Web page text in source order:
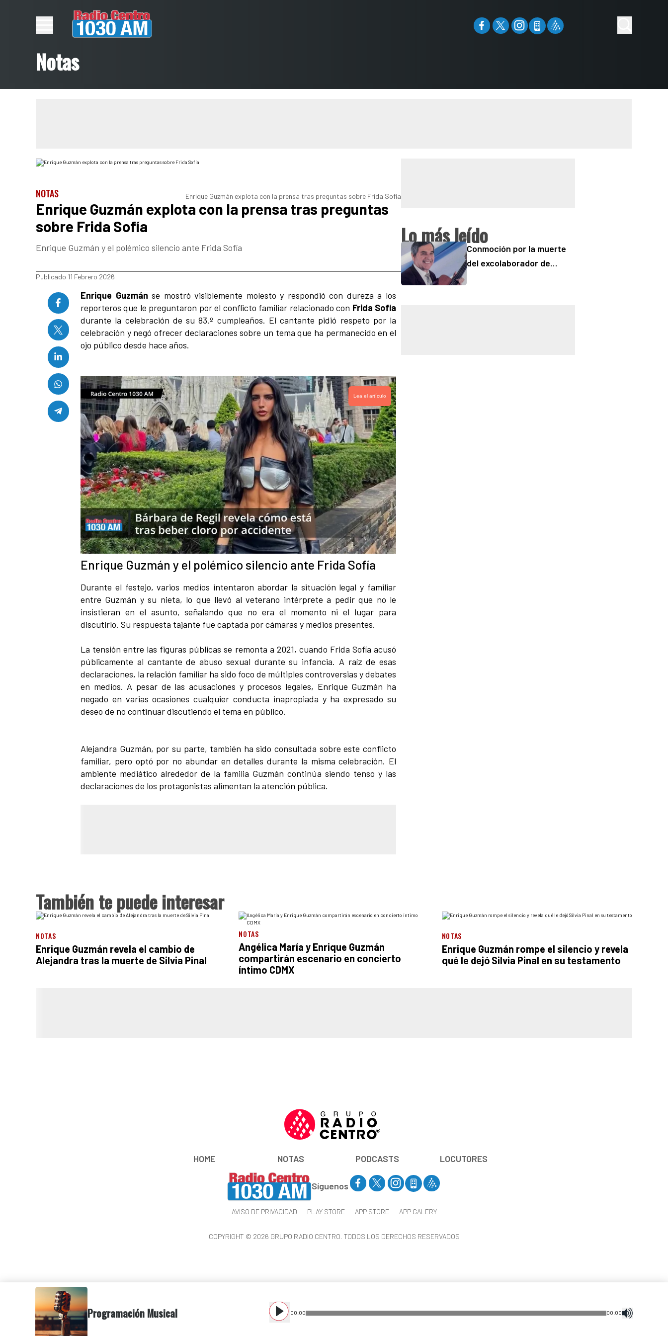
Notas
Enrique Guzmán explota con la prensa tras preguntas sobre Frida Sofía
NOTAS
Enrique Guzmán explota con la prensa tras preguntas
sobre Frida Sofía
Enrique Guzmán y el polémico silencio ante Frida Sofía
Publicado 11 Febrero 2026
Enrique Guzmán se mostró visiblemente molesto y respondió con dureza a los
reporteros que le preguntaron por el conflicto familiar relacionado con Frida Sofía
durante la celebración de su 83.º cumpleaños. El cantante pidió respeto por la
celebración y negó ofrecer declaraciones sobre un tema que ha permanecido en el
ojo público desde hace años.
Lea el artículo
Enrique Guzmán y el polémico silencio ante Frida Sofía
Durante el festejo, varios medios intentaron abordar la situación legal y familiar
entre Guzmán y su nieta, lo que llevó al veterano intérprete a pedir que no le
insistieran en el asunto, señalando que no era el momento ni el lugar para
discutirlo. Su respuesta tajante fue captada por cámaras y medios presentes.
La tensión entre las figuras públicas se remonta a 2021, cuando Frida Sofía acusó
públicamente al cantante de abuso sexual durante su infancia. A raíz de esas
declaraciones, la relación familiar ha sido foco de múltiples controversias y debates
en medios. A pesar de las acusaciones y procesos legales, Enrique Guzmán ha
negado en varias ocasiones cualquier conducta inapropiada y ha expresado su
deseo de no continuar discutiendo el tema en público.
Alejandra Guzmán, por su parte, también ha sido consultada sobre este conflicto
familiar, pero optó por no abundar en detalles durante la misma celebración. El
ambiente mediático alrededor de la familia Guzmán continúa siendo tenso y las
declaraciones de los protagonistas alimentan la atención pública.
Lo más leído
Conmoción por la muerte
del excolaborador de
También te puede interesar
NOTAS
Enrique Guzmán revela el cambio de
Alejandra tras la muerte de Silvia Pinal
NOTAS
Angélica María y Enrique Guzmán
compartirán escenario en concierto
íntimo CDMX
NOTAS
Enrique Guzmán rompe el silencio y revela
qué le dejó Silvia Pinal en su testamento
HOME NOTAS PODCASTS LOCUTORES
Síguenos
AVISO DE PRIVACIDAD PLAY STORE APP STORE APP GALERY
COPYRIGHT © 2026 GRUPO RADIO CENTRO. TODOS LOS DERECHOS RESERVADOS
Programación Musical 00:00 00:00